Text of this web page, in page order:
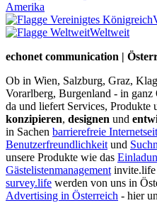
Amerika
Weltweit
echonet communication |
Ob in Wien, Salzburg, Graz,
Vorarlberg, Burgenland - in
da und liefert Services, Produkte
konzipieren, designen und
in Sachen barrierefreie
Benutzerfreundlichkeit und
unsere Produkte wie das
Gästelistenmanagement invite.life
survey.life werden von uns in
Advertising in Österreich - hier